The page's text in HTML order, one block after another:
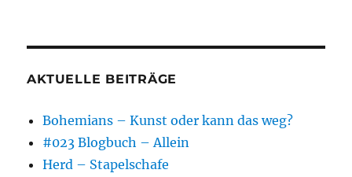
AKTUELLE BEITRÄGE
Bohemians – Kunst oder kann das weg?
#023 Blogbuch – Allein
Herd – Stapelschafe